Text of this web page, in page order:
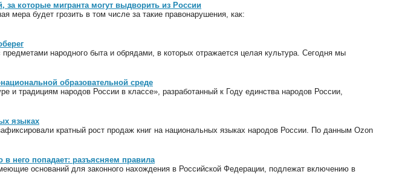
которые мигранта могут выдворить из России
мера будет грозить в том числе за такие правонарушения, как:
народного быта и обрядами, в которых отражается целая культура. Сегодня мы
образовательной среде
и традициям народов России в классе», разработанный к Году единства народов России,
языках
кратный рост продаж книг на национальных языках народов России. По данным Ozon
в него попадает: разъясняем правила
оснований для законного нахождения в Российской Федерации, подлежат включению в